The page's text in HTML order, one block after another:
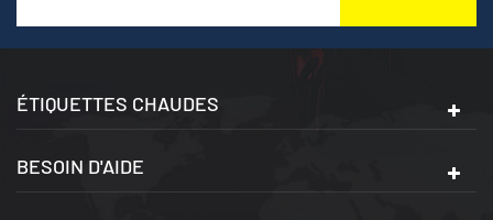
ÉTIQUETTES CHAUDES
BESOIN D'AIDE